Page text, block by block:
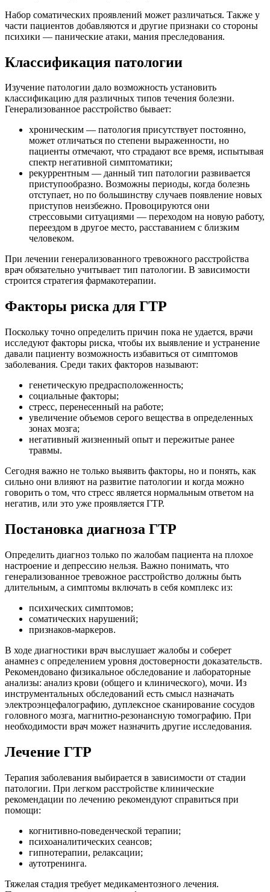
Набор соматических проявлений может различаться. Также у
части пациентов добавляются и другие признаки со стороны
психики — панические атаки, мания преследования.
Классификация патологии
Изучение патологии дало возможность установить
классификацию для различных типов течения болезни.
Генерализованное расстройство бывает:
хроническим — патология присутствует постоянно,
может отличаться по степени выраженности, но
пациенты отмечают, что страдают все время, испытывая
спектр негативной симптоматики;
рекуррентным — данный тип патологии развивается
приступообразно. Возможны периоды, когда болезнь
отступает, но по большинству случаев появление новых
приступов неизбежно. Провоцируются они
стрессовыми ситуациями — переходом на новую работу,
переездом в другое место, расставанием с близким
человеком.
При лечении генерализованного тревожного расстройства
врач обязательно учитывает тип патологии. В зависимости
строится стратегия фармакотерапии.
Факторы риска для ГТР
Поскольку точно определить причин пока не удается, врачи
исследуют факторы риска, чтобы их выявление и устранение
давали пациенту возможность избавиться от симптомов
заболевания. Среди таких факторов называют:
генетическую предрасположенность;
социальные факторы;
стресс, перенесенный на работе;
увеличение объемов серого вещества в определенных
зонах мозга;
негативный жизненный опыт и пережитые ранее
травмы.
Сегодня важно не только выявить факторы, но и понять, как
сильно они влияют на развитие патологии и когда можно
говорить о том, что стресс является нормальным ответом на
негатив, или это уже проявляется ГТР.
Постановка диагноза ГТР
Определить диагноз только по жалобам пациента на плохое
настроение и депрессию нельзя. Важно понимать, что
генерализованное тревожное расстройство должны быть
длительным, а симптомы включать в себя комплекс из:
психических симптомов;
соматических нарушений;
признаков-маркеров.
В ходе диагностики врач выслушает жалобы и соберет
анамнез с определением уровня достоверности доказательств.
Рекомендовано физикальное обследование и лабораторные
анализы: анализ крови (общего и клинического), мочи. Из
инструментальных обследований есть смысл назначать
электроэнцефалографию, дуплексное сканирование сосудов
головного мозга, магнитно-резонансную томографию. При
необходимости врач может назначить другие исследования.
Лечение ГТР
Терапия заболевания выбирается в зависимости от стадии
патологии. При легком расстройстве клинические
рекомендации по лечению рекомендуют справиться при
помощи:
когнитивно-поведенческой терапии;
психоаналитических сеансов;
гипнотерапии, релаксации;
аутотренинга.
Тяжелая стадия требует медикаментозного лечения.